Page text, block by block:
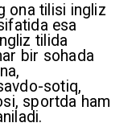
ona tilisi ingliz
esa
tilida
bir sohada
sotiq,
sportda ham